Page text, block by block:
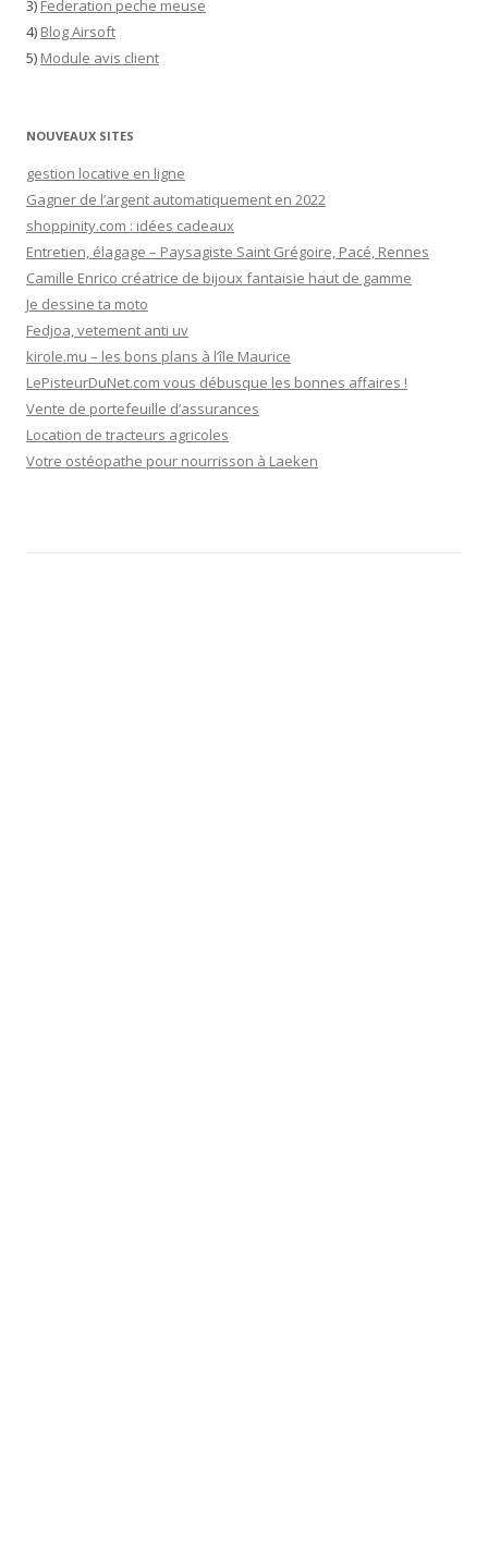
3) Federation peche meuse
4) Blog Airsoft
5) Module avis client
NOUVEAUX SITES
gestion locative en ligne
Gagner de l’argent automatiquement en 2022
shoppinity.com : idées cadeaux
Entretien, élagage – Paysagiste Saint Grégoire, Pacé, Rennes
Camille Enrico créatrice de bijoux fantaisie haut de gamme
Je dessine ta moto
Fedjoa, vetement anti uv
kirole.mu – les bons plans à l’île Maurice
LePisteurDuNet.com vous débusque les bonnes affaires !
Vente de portefeuille d’assurances
Location de tracteurs agricoles
Votre ostéopathe pour nourrisson à Laeken